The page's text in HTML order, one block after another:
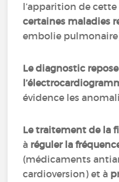
l’apparition de
certaines maladies
embolie
Le diagnostic
évidence les
Le traitement de la
à réguler la
(médicaments
cardioversion) et à